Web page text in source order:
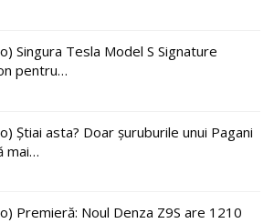
Singura Tesla Model S Signature
pentru…
Știai asta? Doar șuruburile unui Pagani
mai…
Premieră: Noul Denza Z9S are 1210